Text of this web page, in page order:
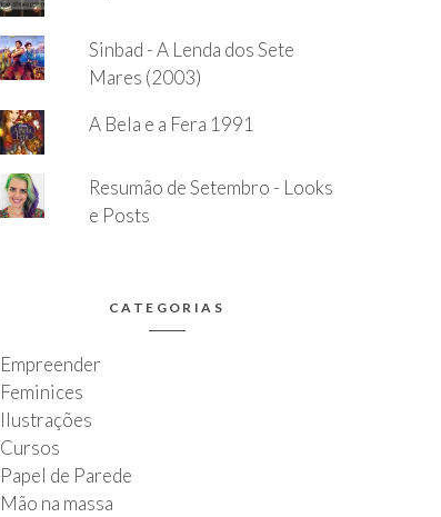
Sinbad - A Lenda dos Sete
Mares (2003)
A Bela e a Fera 1991
Resumão de Setembro - Looks
e Posts
CATEGORIAS
Empreender
Feminices
Ilustrações
Cursos
Papel de Parede
Mão na massa